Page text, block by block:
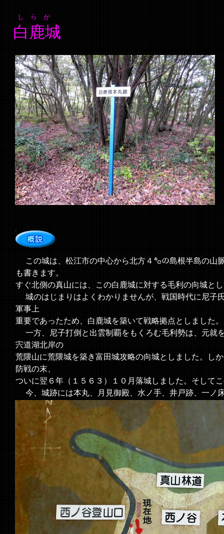
し ら が
白鹿城
この城は、松江市の中心から北方４㌔の島根半島の山
も書きます。
すぐ北側の真山には、この白鹿城に対する毛利の向城と
城のはじまりはよくわかりませんが、戦国時代に尼子
軍事上
重要であったため、白鹿城を築いて戦略拠点としました。
一方、尼子打倒と出雲制覇をもくろむ毛利勢は、元就
宍道湖北岸の
荒隈山に荒隈城を築き富田城攻略の向城としました。し
防戦の末、
ついに翌６年（１５６３）１０月落城しました。そして
今、城跡には本丸、月見御殿、水ノ手、井戸跡、一ノ
などの遺構が
残り、当時使われた陶磁器やかわらけの破片が発見され
＜現地案内板より＞